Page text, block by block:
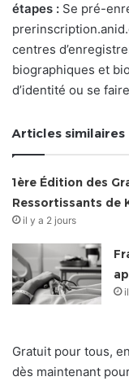
étapes : Se pré-
centres
biographiques et
d’identité ou se
Articles similaires
1ère Édition des
Ressortissants de
il y a 2 jours
Gratuit pour tous,
dès maintenant